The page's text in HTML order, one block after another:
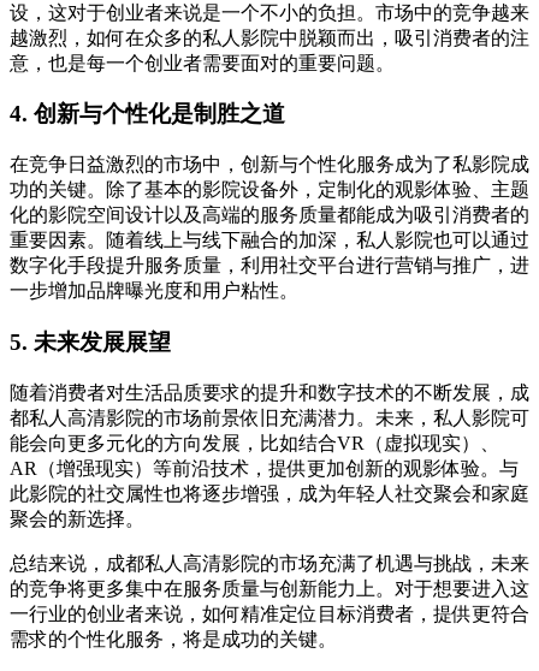
设，这对于创业者来说是一个不小的负担。市场中的竞争越来
越激烈，如何在众多的私人影院中脱颖而出，吸引消费者的注
意，也是每一个创业者需要面对的重要问题。
4. 创新与个性化是制胜之道
在竞争日益激烈的市场中，创新与个性化服务成为了私影院成
功的关键。除了基本的影院设备外，定制化的观影体验、主题
化的影院空间设计以及高端的服务质量都能成为吸引消费者的
重要因素。随着线上与线下融合的加深，私人影院也可以通过
数字化手段提升服务质量，利用社交平台进行营销与推广，进
一步增加品牌曝光度和用户粘性。
5. 未来发展展望
随着消费者对生活品质要求的提升和数字技术的不断发展，成
都私人高清影院的市场前景依旧充满潜力。未来，私人影院可
能会向更多元化的方向发展，比如结合VR（虚拟现实）、
AR（增强现实）等前沿技术，提供更加创新的观影体验。与
此影院的社交属性也将逐步增强，成为年轻人社交聚会和家庭
聚会的新选择。
总结来说，成都私人高清影院的市场充满了机遇与挑战，未来
的竞争将更多集中在服务质量与创新能力上。对于想要进入这
一行业的创业者来说，如何精准定位目标消费者，提供更符合
需求的个性化服务，将是成功的关键。